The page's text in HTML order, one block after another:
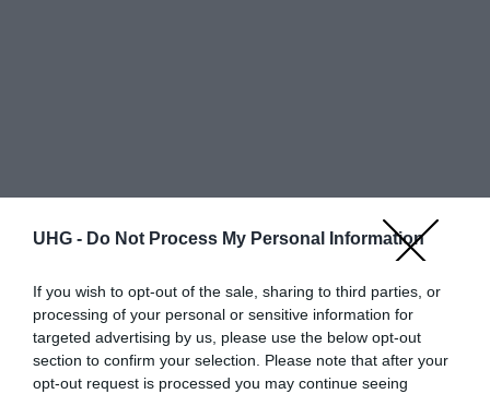
UHG - Do Not Process My Personal Information
If you wish to opt-out of the sale, sharing to third parties, or
processing of your personal or sensitive information for
targeted advertising by us, please use the below opt-out
section to confirm your selection. Please note that after your
opt-out request is processed you may continue seeing
Egy oldalon találat
Bolt neve
Részlete
k
Állapot
n
Bruttó ár